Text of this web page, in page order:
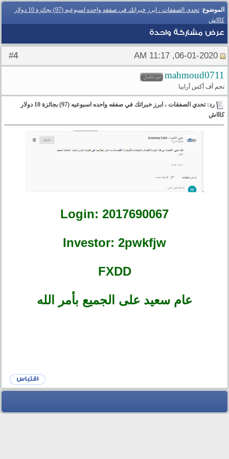
الموضوع:
تحدي الصفقات ، ابرز خبراتك في صفقه واحده اسبوعيه (97) بجائزة 10 دولار
كاااش
عرض مشاركة واحدة
#
4
mahmoud0711
نجم أف أكس أرابيا
رد: تحدي الصفقات ، ابرز خبراتك في صفقه واحده اسبوعيه (97) بجائزة 10 دولار
كاااش
Login: 2017690067
Investor: 2pwkfjw
FXDD
عام سعيد على الجميع بأمر الله